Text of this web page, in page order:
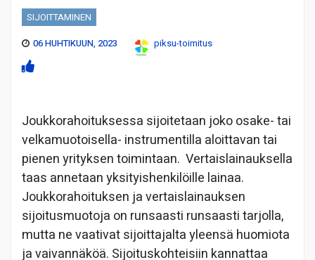
SIJOITTAMINEN
06 HUHTIKUUN, 2023
piksu-toimitus
Joukkorahoituksessa sijoitetaan joko osake- tai
velkamuotoisella- instrumentilla aloittavan tai
pienen yrityksen toimintaan. Vertaislainauksella
taas annetaan yksityishenkilöille lainaa.
Joukkorahoituksen ja vertaislainauksen
sijoitusmuotoja on runsaasti runsaasti tarjolla,
mutta ne vaativat sijoittajalta yleensä huomiota
ja vaivannäköä. Sijoituskohteisiin kannattaa